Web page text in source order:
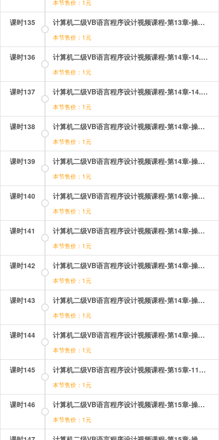
本节售价：1元
课时135 计算机二级VB语言程序设计视频课程-第13章-操作：多重窗体设计.mp4
本节售价：1元
课时136 计算机二级VB语言程序设计视频课程-第14章-14.1数据文件（1）.mp4
本节售价：1元
课时137 计算机二级VB语言程序设计视频课程-第14章-14.1数据文件（2）.mp4
本节售价：1元
课时138 计算机二级VB语言程序设计视频课程-第14章-操作：数据文件写操作.mp4
本节售价：1元
课时139 计算机二级VB语言程序设计视频课程-第14章-操作：文件之QQ盗号.mp4
本节售价：1元
课时140 计算机二级VB语言程序设计视频课程-第14章-操作：文件的保存.mp4
本节售价：1元
课时141 计算机二级VB语言程序设计视频课程-第14章-操作：统计字母出现的次数（1）.mp4
本节售价：1元
课时142 计算机二级VB语言程序设计视频课程-第14章-操作：统计字母出现的次数（2）.mp4
本节售价：1元
课时143 计算机二级VB语言程序设计视频课程-第14章-操作：随机文件驱动器列表框目录列表框.mp4
本节售价：1元
课时144 计算机二级VB语言程序设计视频课程-第14章-操作：顺序文件的读操作.mp4
本节售价：1元
课时145 计算机二级VB语言程序设计视频课程-第15章-11菜单程序设计.mp4
本节售价：1元
课时146 计算机二级VB语言程序设计视频课程-第15章-操作：下拉式菜单.mp4
本节售价：1元